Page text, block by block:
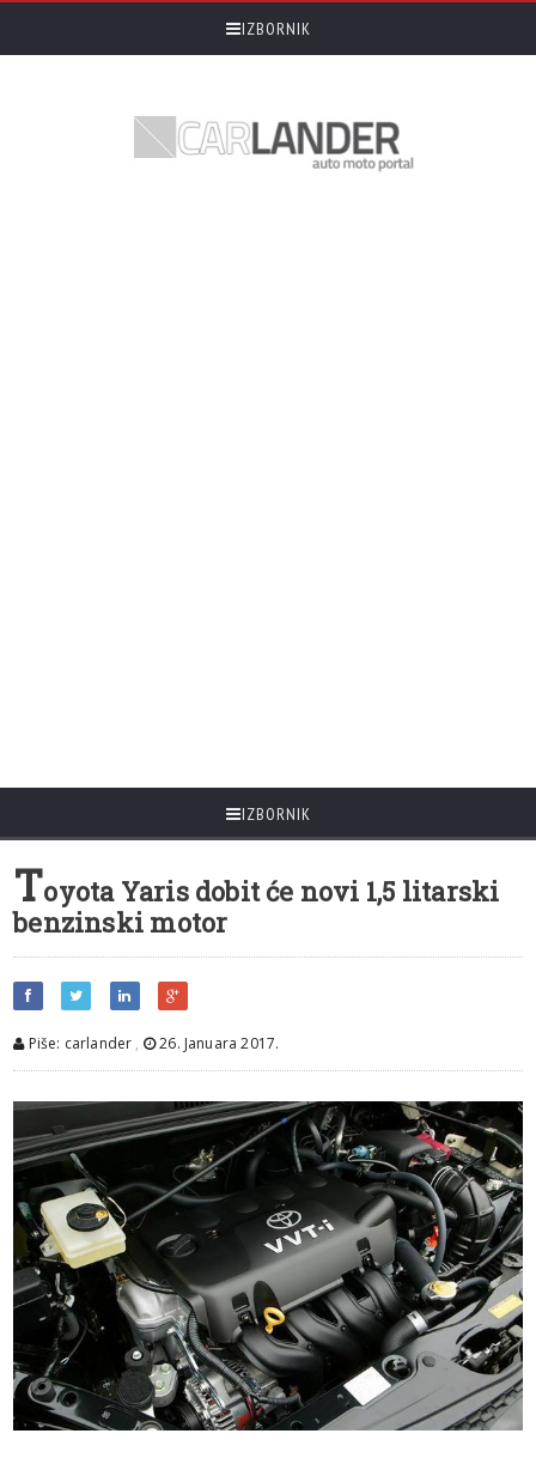
IZBORNIK
IZBORNIK
Toyota Yaris dobit će novi 1,5 litarski
benzinski motor
Piše: carlander , 26. Januara 2017.